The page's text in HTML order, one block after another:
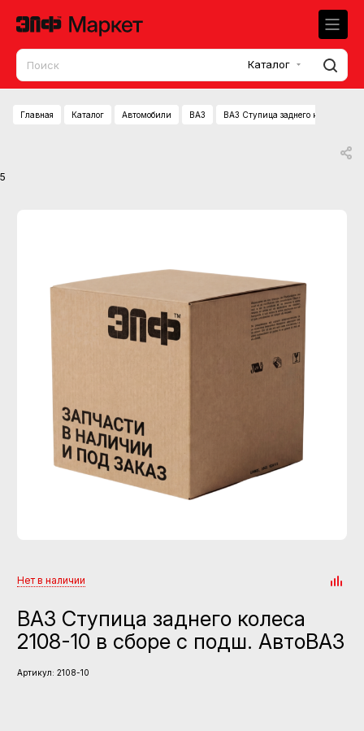
Каталог
Главная Каталог Автомобили ВАЗ ВАЗ Ступица заднего колеса
5
Нет в наличии
ВАЗ Ступица заднего колеса
2108-10 в сборе с подш. АвтоВАЗ
Артикул: 2108-10